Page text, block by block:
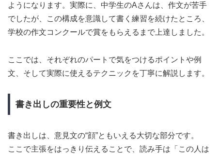
ようになります。実際に、中学生のAさんは、作文が苦手
でしたが、この構成を意識して書く練習を続けたところ、
学校の作文コンクールで賞をもらえるまで上達しました。
ここでは、それぞれのパートで気をつけるポイントや例
文、そして実際に使えるテクニックを丁寧に解説します。
書き出しの重要性と例文
書き出しは、意見文の“顔”ともいえる大切な部分です。
ここで主張をはっきり伝えることで、読み手は「この人は